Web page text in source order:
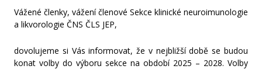
Vážené členky, vážení členové Sekce klinické neuroimunologie
a likvorologie ČNS ČLS JEP,
dovolujeme si Vás informovat, že v nejbližší době se budou
konat volby do výboru sekce na období 2025 – 2028. Volby